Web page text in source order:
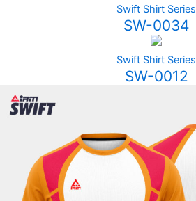
Swift Shirt Series
SW-0034
Swift Shirt Series
SW-0012